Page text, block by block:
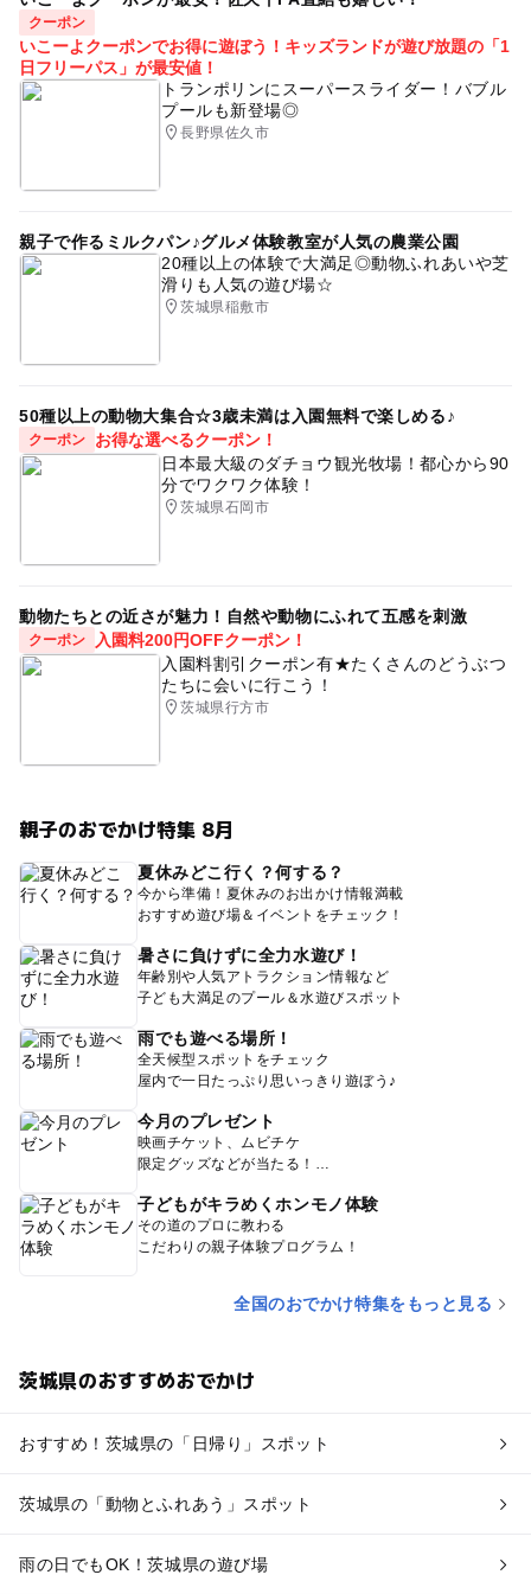
クーポン
いこーよクーポンでお得に遊ぼう！キッズランドが遊び放題の「1
日フリーパス」が最安値！
トランポリンにスーパースライダー！バブル
プールも新登場◎
長野県佐久市
親子で作るミルクパン♪グルメ体験教室が人気の農業公園
20種以上の体験で大満足◎動物ふれあいや芝
滑りも人気の遊び場☆
茨城県稲敷市
50種以上の動物大集合☆3歳未満は入園無料で楽しめる♪
クーポン
お得な選べるクーポン！
日本最大級のダチョウ観光牧場！都心から90
分でワクワク体験！
茨城県石岡市
動物たちとの近さが魅力！自然や動物にふれて五感を刺激
クーポン
入園料200円OFFクーポン！
入園料割引クーポン有★たくさんのどうぶつ
たちに会いに行こう！
茨城県行方市
親子のおでかけ特集 8月
夏休みどこ行く？何する？
今から準備！夏休みのお出かけ情報満載
おすすめ遊び場＆イベントをチェック！
暑さに負けずに全力水遊び！
年齢別や人気アトラクション情報など
子ども大満足のプール＆水遊びスポット
雨でも遊べる場所！
全天候型スポットをチェック
屋内で一日たっぷり思いっきり遊ぼう♪
今月のプレゼント
映画チケット、ムビチケ
限定グッズなどが当たる！
子どもがキラめくホンモノ体験
その道のプロに教わる
こだわりの親子体験プログラム！
全国のおでかけ特集をもっと見る
茨城県のおすすめおでかけ
おすすめ！茨城県の「日帰り」スポット
茨城県の「動物とふれあう」スポット
雨の日でもOK！茨城県の遊び場